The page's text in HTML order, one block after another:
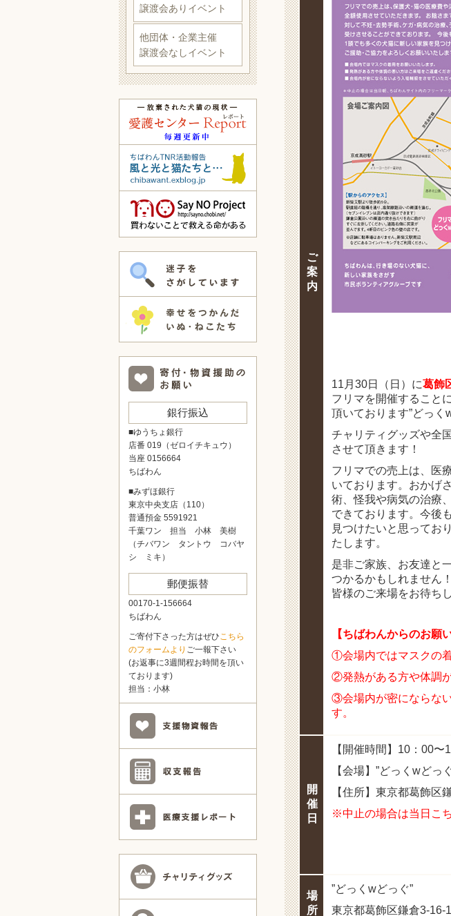
ご
案
内
11月30日（日）に葛飾
フリマを開催すること
頂いております”どっく
チャリティグッズや全
させて頂きます！
フリマでの売上は、医
いております。おかげ
術、怪我や病気の治療
できております。今後
見つけたいと思ってお
たします。
是非ご家族、お友達と
つかるかもしれません！
皆様のご来場をお待ち
【ちばわんからのお願い
①会場内ではマスクの
②発熱がある方や体調
③会場内が密にならな
す。
開
催
日
【開催時間】10：00〜
【会場】”どっくwどっ
【住所】東京都葛飾区
※中止の場合は当日こ
場
所
”どっくwどっぐ”
東京都葛飾区鎌倉3-16-
譲渡会ありイベント
他団体・企業主催
譲渡会なしイベント
銀行振込
■ゆうちょ銀行
店番 019（ゼロイチキュウ）
当座 0156664
ちばわん
■みずほ銀行
東京中央支店（110）
普通預金 5591921
千葉ワン 担当 小林 美樹
（チバワン タントウ コバヤ
シ ミキ）
郵便振替
00170-1-156664
ちばわん
ご寄付下さった方はぜひこちら
のフォームより ご一報下さい
(お返事に3週間程お時間を頂い
ております)
担当：小林